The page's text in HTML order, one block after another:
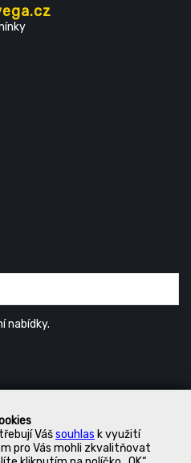
Vášsouhlas k využití
pro Vás mohli zkvalitňovat
nabídky.